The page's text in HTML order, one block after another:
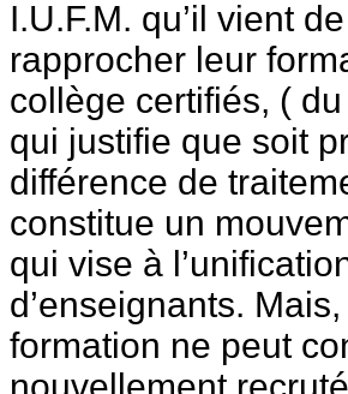
I.U.F.M. qu’il vient
rapprocher leur
collège certifiés, (
qui justifie que soit
différence de
constitue un
qui vise à
d’enseignants.
formation ne peut
nouvellement